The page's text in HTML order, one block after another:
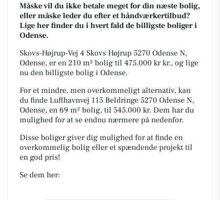
Måske vil du ikke betale meget for din næste bolig,
eller måske leder du efter et håndværkertilbud?
Lige her finder du i hvert fald de billigste boliger i
Odense.
Skovs-Højrup-Vej 4 Skovs Højrup 5270 Odense N,
Odense, er en 210 m² bolig til 475.000 kr kr., og lige
nu den billigste bolig i Odense.
For et mindre, men overkommeligt alternativ, kan
du finde Lufthavnvej 115 Beldringe 5270 Odense N,
Odense, en 69 m² bolig, til 545.000 kr. Dem har du
mulighed for at se endnu nærmere på nedenfor.
Disse boliger giver dig mulighed for at finde en
overkommelig bolig eller et spændende projekt til
en god pris!
Se dem her: